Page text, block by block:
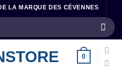
LA MARQUE DES CÉVENNES
0